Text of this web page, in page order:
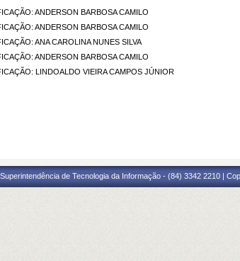
ANDERSON BARBOSA CAMILO
ANDERSON BARBOSA CAMILO
ANA CAROLINA NUNES SILVA
ANDERSON BARBOSA CAMILO
LINDOALDO VIEIRA CAMPOS JÚNIOR
de Tecnologia da Informação - (84) 3342 2210 |